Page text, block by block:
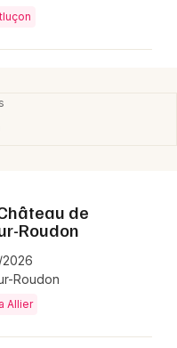
Alpes
de
Roudon
Roudon
Allier